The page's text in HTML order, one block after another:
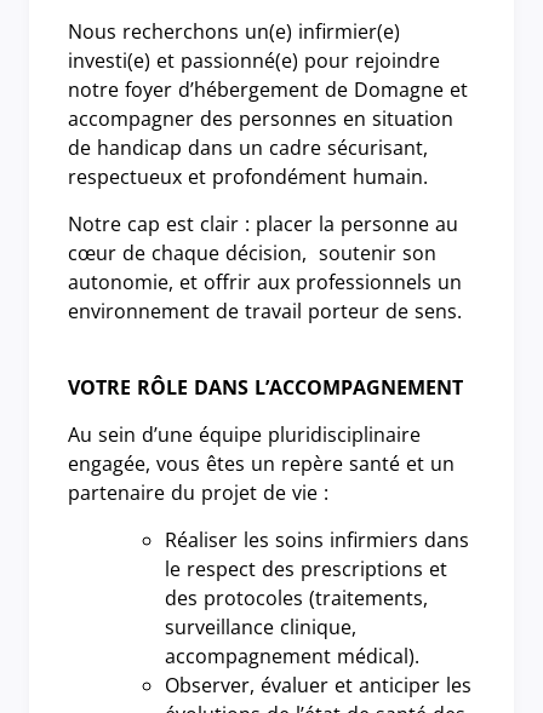
Nous recherchons un(e) infirmier(e)
investi(e) et passionné(e) pour rejoindre
notre foyer d’hébergement de Domagne et
accompagner des personnes en situation
de handicap dans un cadre sécurisant,
respectueux et profondément humain.
Notre cap est clair : placer la personne au
cœur de chaque décision, soutenir son
autonomie, et offrir aux professionnels un
environnement de travail porteur de sens.
VOTRE RÔLE DANS L’ACCOMPAGNEMENT
Au sein d’une équipe pluridisciplinaire
engagée, vous êtes un repère santé et un
partenaire du projet de vie :
Réaliser les soins infirmiers dans
le respect des prescriptions et
des protocoles (traitements,
surveillance clinique,
accompagnement médical).
Observer, évaluer et anticiper les